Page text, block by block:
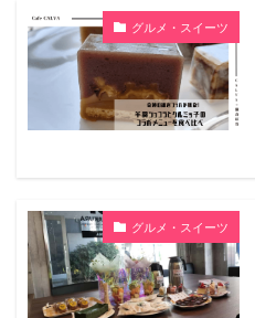
グルメ・スイーツ
グルメ・スイーツ